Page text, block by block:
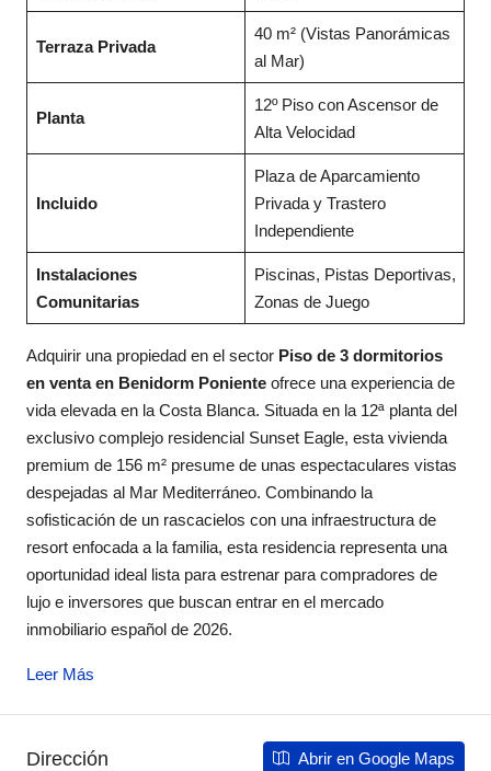
Terraza Privada
40 m² (Vistas Panorámicas
al Mar)
Planta
12º Piso con Ascensor de
Alta Velocidad
Incluido
Plaza de Aparcamiento
Privada y Trastero
Independiente
Instalaciones
Comunitarias
Piscinas, Pistas Deportivas,
Zonas de Juego
Adquirir una propiedad en el sector Piso de 3 dormitorios
en venta en Benidorm Poniente ofrece una experiencia de
vida elevada en la Costa Blanca. Situada en la 12ª planta del
exclusivo complejo residencial Sunset Eagle, esta vivienda
premium de 156 m² presume de unas espectaculares vistas
despejadas al Mar Mediterráneo. Combinando la
sofisticación de un rascacielos con una infraestructura de
resort enfocada a la familia, esta residencia representa una
oportunidad ideal lista para estrenar para compradores de
lujo e inversores que buscan entrar en el mercado
inmobiliario español de 2026.
Leer Más
Dirección Abrir en Google Maps